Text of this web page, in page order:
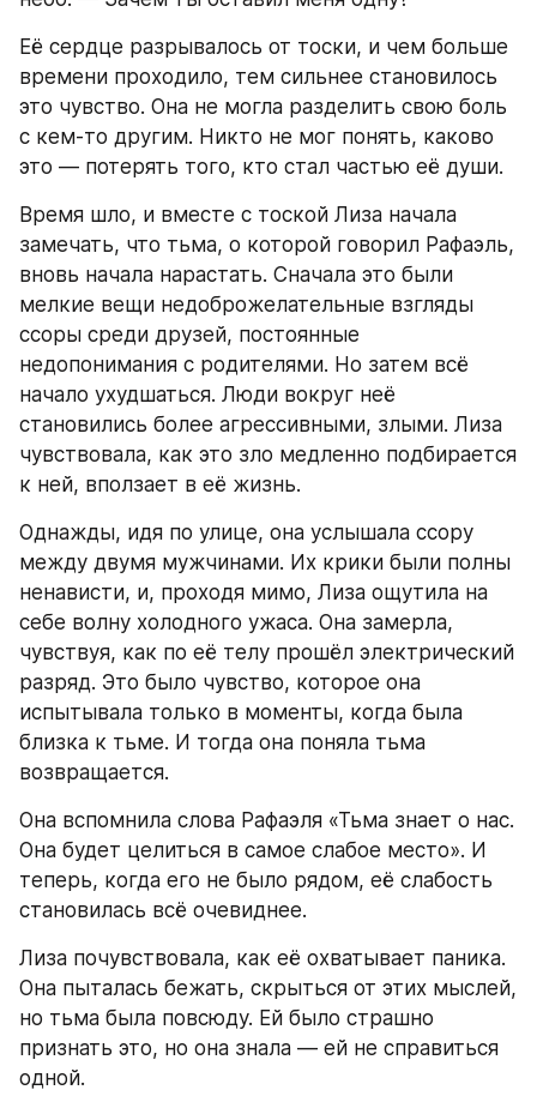
Её сердце разрывалось от тоски, и чем больше
времени проходило, тем сильнее становилось
это чувство. Она не могла разделить свою боль
с кем-то другим. Никто не мог понять, каково
это — потерять того, кто стал частью её души.
Время шло, и вместе с тоской Лиза начала
замечать, что тьма, о которой говорил Рафаэль,
вновь начала нарастать. Сначала это были
мелкие вещи недоброжелательные взгляды
ссоры среди друзей, постоянные
недопонимания с родителями. Но затем всё
начало ухудшаться. Люди вокруг неё
становились более агрессивными, злыми. Лиза
чувствовала, как это зло медленно подбирается
к ней, вползает в её жизнь.
Однажды, идя по улице, она услышала ссору
между двумя мужчинами. Их крики были полны
ненависти, и, проходя мимо, Лиза ощутила на
себе волну холодного ужаса. Она замерла,
чувствуя, как по её телу прошёл электрический
разряд. Это было чувство, которое она
испытывала только в моменты, когда была
близка к тьме. И тогда она поняла тьма
возвращается.
Она вспомнила слова Рафаэля «Тьма знает о нас.
Она будет целиться в самое слабое место». И
теперь, когда его не было рядом, её слабость
становилась всё очевиднее.
Лиза почувствовала, как её охватывает паника.
Она пыталась бежать, скрыться от этих мыслей,
но тьма была повсюду. Ей было страшно
признать это, но она знала — ей не справиться
одной.